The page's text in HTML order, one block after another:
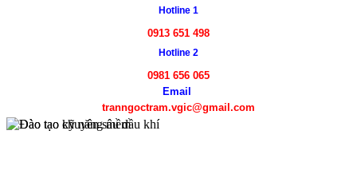
Hotline 1
0913 651 498
Hotline 2
0981 656 065
Email
tranngoctram.vgic@gmail.com